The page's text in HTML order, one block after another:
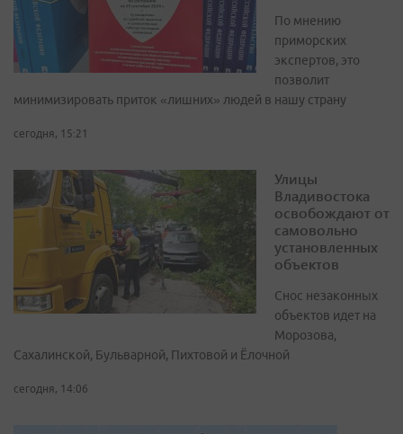
По мнению
приморских
экспертов, это
позволит
минимизировать приток «лишних» людей в нашу страну
сегодня, 15:21
Улицы
Владивостока
освобождают от
самовольно
установленных
объектов
Снос незаконных
объектов идет на
Морозова,
Сахалинской, Бульварной, Пихтовой и Ёлочной
сегодня, 14:06